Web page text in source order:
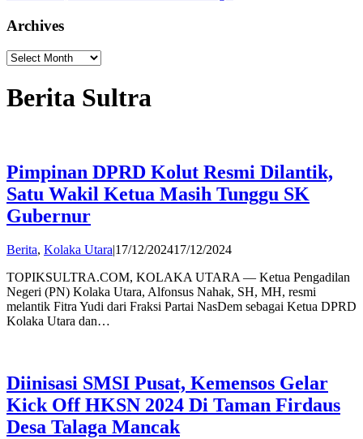
Archives
Archives
Berita Sultra
Pimpinan DPRD Kolut Resmi Dilantik,
Satu Wakil Ketua Masih Tunggu SK
Gubernur
Berita, Kolaka Utara 17/12/202417/12/2024by
TOPIKSULTRA.COM, KOLAKA UTARA — Ketua Pengadilan
Negeri (PN) Kolaka Utara, Alfonsus Nahak, SH, MH, resmi
melantik Fitra Yudi dari Fraksi Partai NasDem sebagai Ketua DPRD
Kolaka Utara dan…
Diinisasi SMSI Pusat, Kemensos Gelar
Kick Off HKSN 2024 Di Taman Firdaus
Desa Talaga Mancak